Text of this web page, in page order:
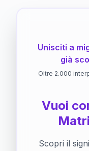
Unisciti a
già
Oltre 2.000
Vuoi
Scopri il